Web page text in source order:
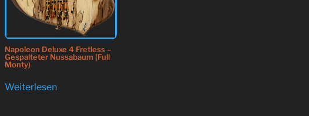
Napoleon Deluxe 4 Fretless –
Gespalteter Nussabaum (Full
Monty)
Weiterlesen